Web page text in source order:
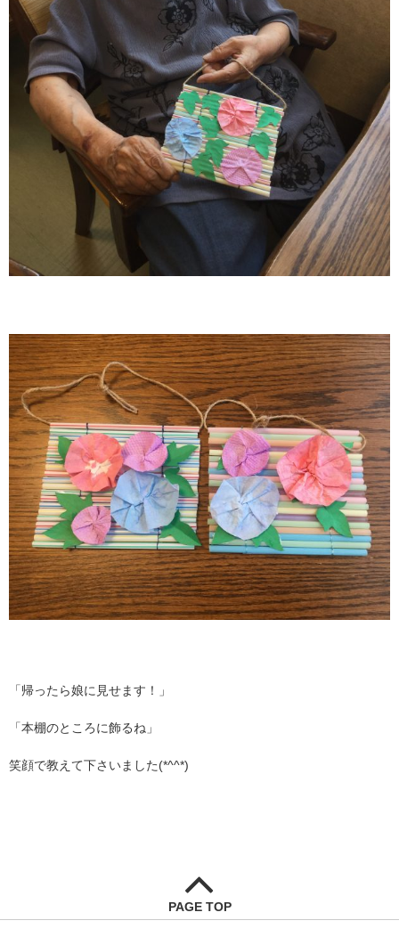
「帰ったら娘に見せます！」
「本棚のところに飾るね」
笑顔で教えて下さいました(*^^*)
PAGE TOP